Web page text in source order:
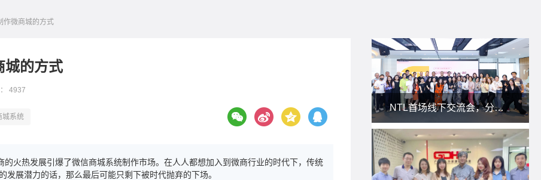
作微商城的方式
城的方式
4937
城系统
的火热发展引爆了微信商城系统制作市场。在人人都想加入到微商行业的时代下，传统
发展潜力的话，那么最后可能只剩下被时代抛弃的下场。
NTL首场线下交流会，分享私域新玩法！